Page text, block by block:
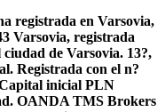
registrada en Varsovia,
Varsovia, registrada
de Varsovia. 13?,
Registrada con el n?
inicial PLN
OANDA TMS Brokers